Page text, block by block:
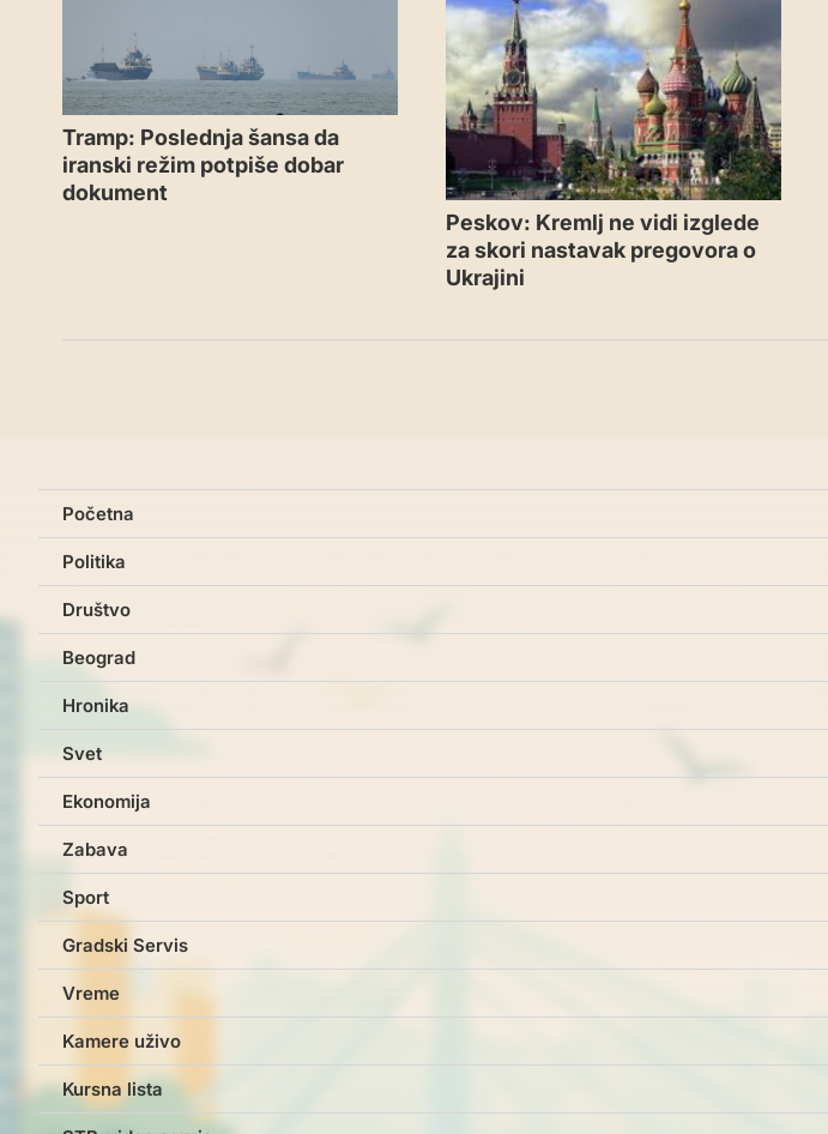
Tramp: Poslednja šansa da
iranski režim potpiše dobar
dokument
Peskov: Kremlj ne vidi izglede
za skori nastavak pregovora o
Ukrajini
Početna
Politika
Društvo
Beograd
Hronika
Svet
Ekonomija
Zabava
Sport
Gradski Servis
Vreme
Kamere uživo
Kursna lista